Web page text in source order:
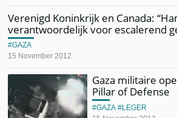
Verenigd Koninkrijk en Canada:
verantwoordelijk voor escalerend
15 November 2012
GAZA
Gaza militaire
Pillar of Defense
GAZA LEGER